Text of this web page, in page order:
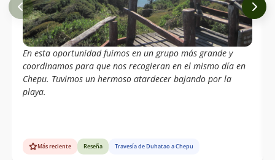
En esta oportunidad fuimos en un grupo más grande y
coordinamos para que nos recogieran en el mismo día en
Chepu. Tuvimos un hermoso atardecer bajando por la
playa.
Más reciente Reseña Travesía de Duhatao a Chepu